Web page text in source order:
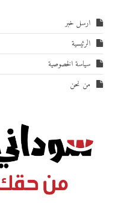
ارسل خبر
الرئيسية
سياسة الخصوصية
من نحن